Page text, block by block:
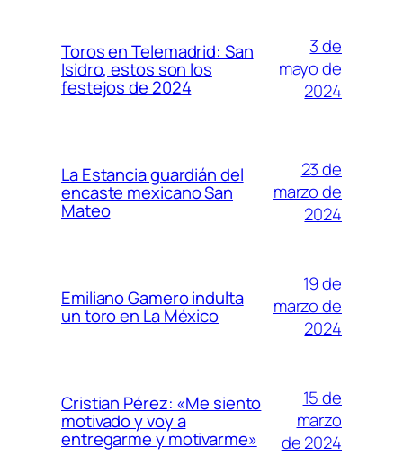
Toros en Telemadrid: San
Isidro, estos son los
festejos de 2024
3 de
mayo de
2024
La Estancia guardián del
encaste mexicano San
Mateo
23 de
marzo de
2024
Emiliano Gamero indulta
un toro en La México
19 de
marzo de
2024
Cristian Pérez: «Me siento
motivado y voy a
entregarme y motivarme»
15 de
marzo
de 2024